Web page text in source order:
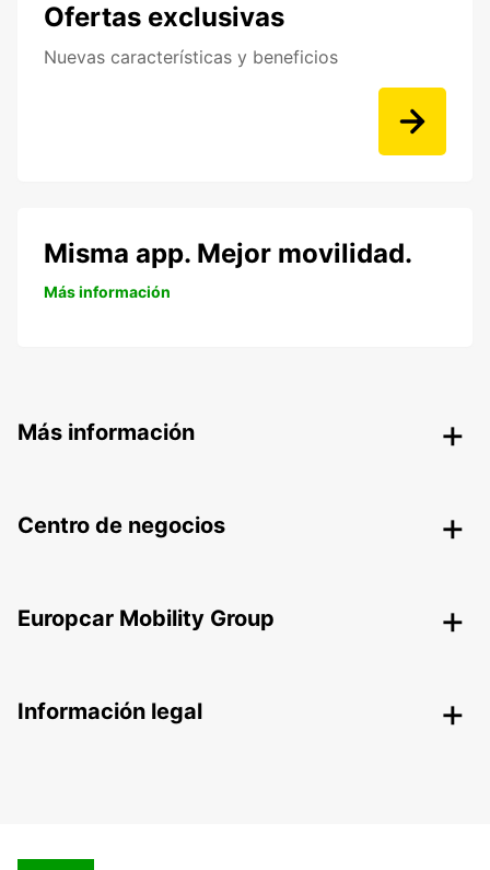
Ofertas exclusivas
Nuevas características y beneficios
Misma app. Mejor movilidad.
Más información
Más información
Centro de negocios
Europcar Mobility Group
Información legal